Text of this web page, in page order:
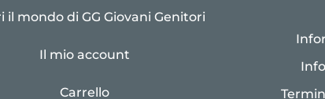
il mondo di GG Giovani Genitori
Il mio account
Carrello